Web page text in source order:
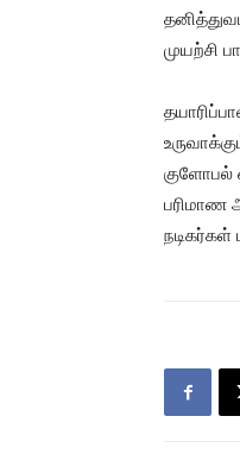
முயற்சி
குளோபல்
பரிமாண